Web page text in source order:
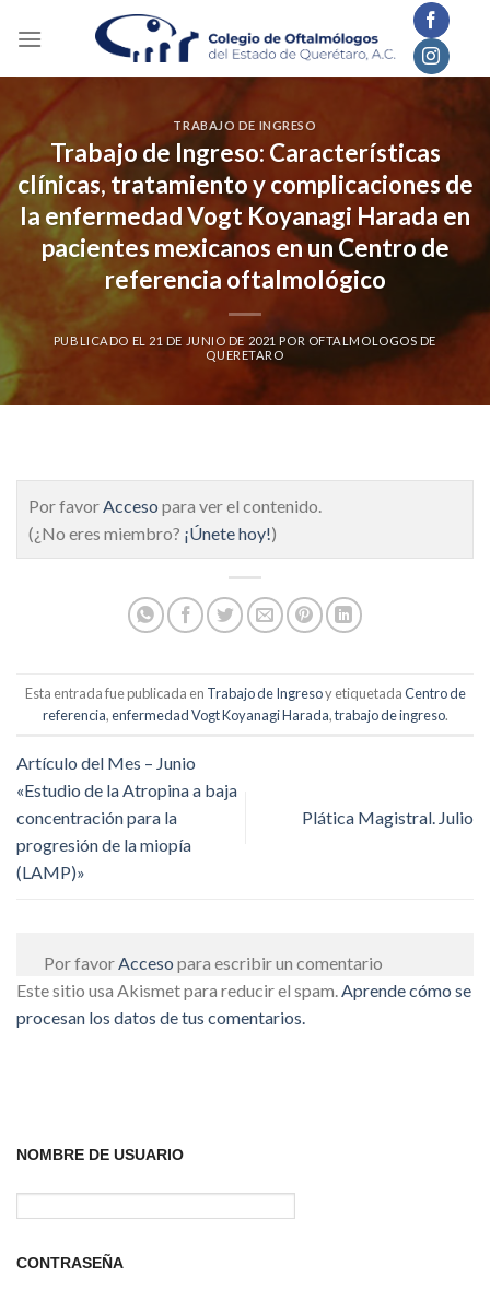
TRABAJO DE INGRESO
Trabajo de Ingreso: Características
clínicas, tratamiento y complicaciones de
la enfermedad Vogt Koyanagi Harada en
pacientes mexicanos en un Centro de
referencia oftalmológico
PUBLICADO EL 21 DE JUNIO DE 2021 POR OFTALMOLOGOS DE
QUERETARO
Por favorAcceso para ver el contenido.
(¿No eres miembro? ¡Únete hoy!)
Esta entrada fue publicada en Trabajo de Ingresoy etiquetadaCentro de
referencia,enfermedad Vogt Koyanagi Harada,trabajo de ingreso.
Artículo del Mes – Junio
«Estudio de la Atropina a baja
concentración para la
progresión de la miopía
(LAMP)»
Plática Magistral. Julio
Por favor Acceso para escribir un comentario
Este sitio usa Akismet para reducir el spam. Aprende cómo se
procesan los datos de tus comentarios.
NOMBRE DE USUARIO
CONTRASEÑA